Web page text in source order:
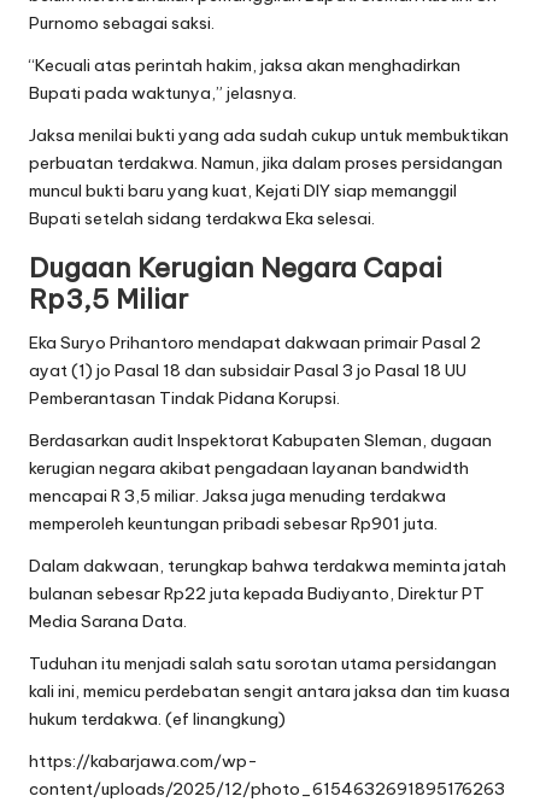
Purnomo sebagai saksi.
“Kecuali atas perintah hakim, jaksa akan menghadirkan
Bupati pada waktunya,” jelasnya.
Jaksa menilai bukti yang ada sudah cukup untuk membuktikan
perbuatan terdakwa. Namun, jika dalam proses persidangan
muncul bukti baru yang kuat, Kejati DIY siap memanggil
Bupati setelah sidang terdakwa Eka selesai.
Dugaan Kerugian Negara Capai
Rp3,5 Miliar
Eka Suryo Prihantoro mendapat dakwaan primair Pasal 2
ayat (1) jo Pasal 18 dan subsidair Pasal 3 jo Pasal 18 UU
Pemberantasan Tindak Pidana Korupsi.
Berdasarkan audit Inspektorat Kabupaten Sleman, dugaan
kerugian negara akibat pengadaan layanan bandwidth
mencapai R 3,5 miliar. Jaksa juga menuding terdakwa
memperoleh keuntungan pribadi sebesar Rp901 juta.
Dalam dakwaan, terungkap bahwa terdakwa meminta jatah
bulanan sebesar Rp22 juta kepada Budiyanto, Direktur PT
Media Sarana Data.
Tuduhan itu menjadi salah satu sorotan utama persidangan
kali ini, memicu perdebatan sengit antara jaksa dan tim kuasa
hukum terdakwa. (ef linangkung)
https://kabarjawa.com/wp-
content/uploads/2025/12/photo_6154632691895176263